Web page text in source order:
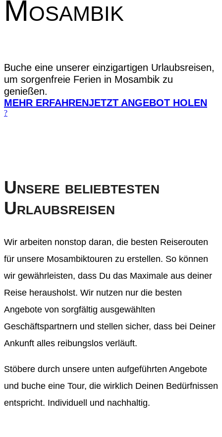
Mosambik
Buche eine unserer einzigartigen Urlaubsreisen,
um sorgenfreie Ferien in Mosambik zu
genießen.
MEHR ERFAHRENJETZT ANGEBOT HOLEN
?
Unsere beliebtesten
Urlaubsreisen
Wir arbeiten nonstop daran, die besten Reiserouten
für unsere Mosambiktouren zu erstellen. So können
wir gewährleisten, dass Du das Maximale aus deiner
Reise herausholst. Wir nutzen nur die besten
Angebote von sorgfältig ausgewählten
Geschäftspartnern und stellen sicher, dass bei Deiner
Ankunft alles reibungslos verläuft.
Stöbere durch unsere unten aufgeführten Angebote
und buche eine Tour, die wirklich Deinen Bedürfnissen
entspricht. Individuell und nachhaltig.